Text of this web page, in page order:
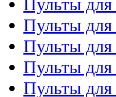
Пульты для
Пульты для
Пульты для
Пульты для
Пульты